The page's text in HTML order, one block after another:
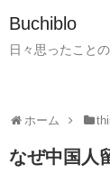
Buchiblo
日々思ったこと
ホーム
なぜ中国人